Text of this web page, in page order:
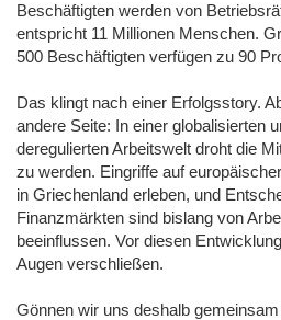
Beschäftigten werden von
entspricht 11 Millionen Menschen.
500 Beschäftigten verfügen zu 90
Das klingt nach einer Erfolgsstory.
andere Seite: In einer globalisierten
deregulierten Arbeitswelt droht die
zu werden. Eingriffe auf
in Griechenland erleben, und
Finanzmärkten sind bislang von
beeinflussen. Vor diesen
Augen verschließen.
Gönnen wir uns deshalb